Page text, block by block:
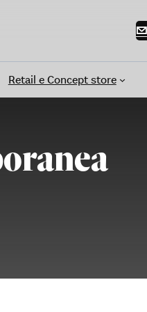
Retail e Concept store